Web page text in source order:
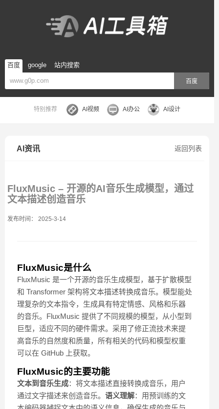
百度 google 站内搜索
百度
特别推荐 AI视频 AI办公 AI设计
返回列表
AI资讯
FluxMusic – 开源的AI音乐生成模型，通过
文本描述创造音乐
发布时间： 2025-3-14
FluxMusic是什么
FluxMusic 是一个开源的音乐生成模型，基于扩散模型
和 Transformer 架构将文本描述转换成音乐。模型能处
理复杂的文本指令，生成具有特定情感、风格和乐器
的音乐。FluxMusic 提供了不同规模的模型，从小型到
巨型，适应不同的硬件需求。采用了修正流技术来提
高音乐的自然度和质量，所有相关的代码和模型权重
可以在 GitHub 上获取。
FluxMusic的主要功能
文本到音乐生成：将文本描述直接转换成音乐，用户
通过文字描述来创造音乐。 语义理解：用预训练的文